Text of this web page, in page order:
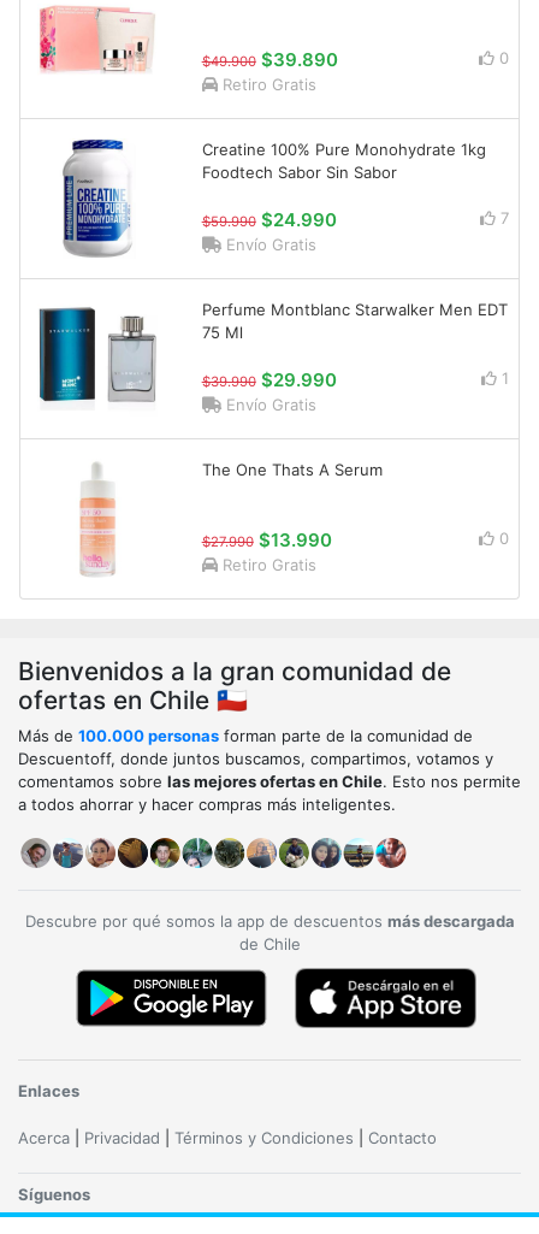
$49.900 $39.890
0
Retiro Gratis
Creatine 100% Pure Monohydrate 1kg
Foodtech Sabor Sin Sabor
$59.990 $24.990
7
Envío Gratis
Perfume Montblanc Starwalker Men EDT
75 Ml
$39.990 $29.990
1
Envío Gratis
The One Thats A Serum
$27.990 $13.990
0
Retiro Gratis
Bienvenidos a la gran comunidad de
ofertas en Chile 🇨🇱
Más de 100.000 personas forman parte de la comunidad de
Descuentoff, donde juntos buscamos, compartimos, votamos y
comentamos sobre las mejores ofertas en Chile. Esto nos permite
a todos ahorrar y hacer compras más inteligentes.
Descubre por qué somos la app de descuentos más descargada
de Chile
Enlaces
Acerca Privacidad Términos y Condiciones Contacto
Síguenos